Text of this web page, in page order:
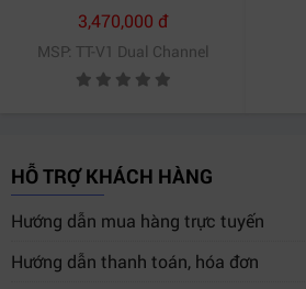
kênh kép
3,470,000 đ
MSP: TT-V1 Dual Channel
HỖ TRỢ KHÁCH HÀNG
Hướng dẫn mua hàng trực tuyến
Hướng dẫn thanh toán, hóa đơn